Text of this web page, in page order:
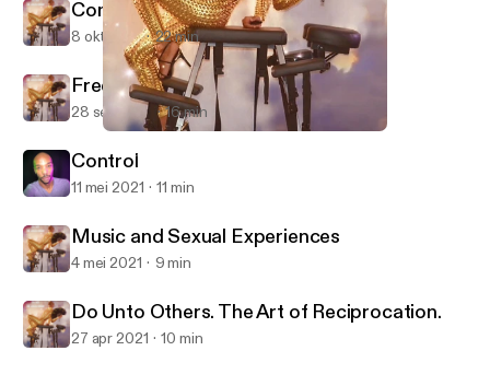
Sexuality On Oh No, The ZoeZo Show!
Come Out With Pride
8 okt 2021 22 min
Free To Be Me
28 sep 2021 16 min
Control
11 mei 2021 11 min
Music and Sexual Experiences
4 mei 2021 9 min
Do Unto Others. The Art of Reciprocation.
27 apr 2021 10 min